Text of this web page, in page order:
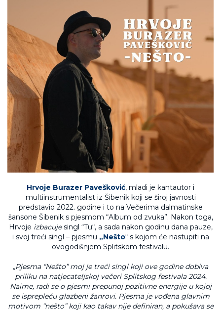
Hrvoje Burazer Pavešković, mladi je kantautor i
multiinstrumentalist iz Šibenik koji se široj javnosti
predstavio 2022. godine i to na Večerima dalmatinske
šansone Šibenik s pjesmom “Album od zvuka”. Nakon toga,
Hrvoje izbacujesingl “Tu“, a sada nakon godinu dana pauze,
i svoj treći singl – pjesmu „Nešto“ s kojom će nastupiti na
ovogodišnjem Splitskom festivalu.
„Pjesma “Nešto” moj je treći singl koji ove godine dobiva
priliku na natjecateljskoj večeri Splitskog festivala 2024.
Naime, radi se o pjesmi prepunoj pozitivne energije u kojoj
se isprepleću glazbeni žanrovi. Pjesma je vođena glavnim
motivom “nešto” koji kao takav nije definiran, a pokušava se